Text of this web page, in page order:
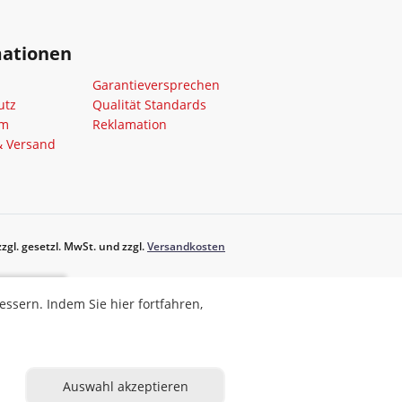
Versand
Garantieversprechen
Qualität Standards
Reklamation
gesetzl. MwSt. und zzgl.Versandkosten
Indem Sie hier fortfahren,
Auswahl akzeptieren